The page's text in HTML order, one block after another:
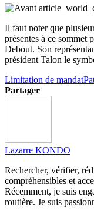
Il faut noter que
présentes à ce sommet
Debout. Son
président Talon le
Limitation de mandat
Partager
Lazarre KONDO
Rechercher, vérifier,
compréhensibles et
Récemment, je suis
routière. Je suis